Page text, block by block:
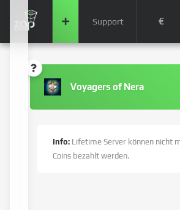
Support €
Voyagers of Nera
Info: Lifetime Server können nicht
Coins bezahlt werden.